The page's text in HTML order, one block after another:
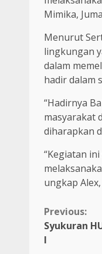
Mimika,
Menurut
lingkungan
dalam
hadir dalam
“Hadirnya
masyarakat
diharapkan
“Kegiatan
ungkap
Reading
Previous:
Syukuran
I